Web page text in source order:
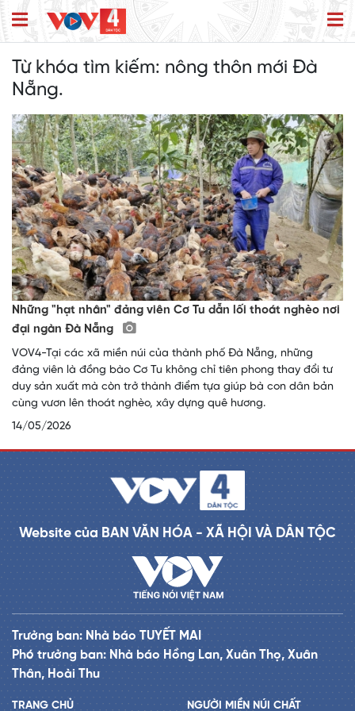
Từ khóa tìm kiếm: nông thôn mới Đà
Nẵng.
Những "hạt nhân" đảng viên Cơ Tu dẫn lối thoát nghèo nơi
đại ngàn Đà Nẵng
VOV4-Tại các xã miền núi của thành phố Đà Nẵng, những
đảng viên là đồng bào Cơ Tu không chỉ tiên phong thay đổi tư
duy sản xuất mà còn trở thành điểm tựa giúp bà con dân bản
cùng vươn lên thoát nghèo, xây dựng quê hương.
14/05/2026
Website của BAN VĂN HÓA - XÃ HỘI VÀ DÂN TỘC
Trưởng ban: Nhà báo TUYẾT MAI
Phó trưởng ban: Nhà báo Hồng Lan, Xuân Thọ, Xuân
Thân, Hoài Thu
TRANG CHỦ NGƯỜI MIỀN NÚI CHẤT